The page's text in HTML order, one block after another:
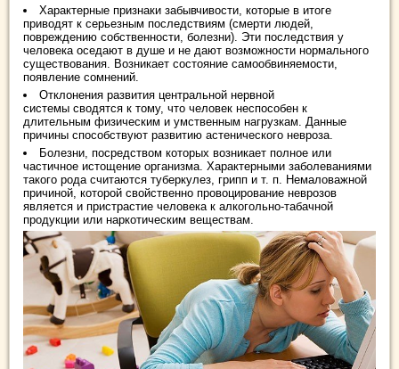
Характерные признаки забывчивости, которые в итоге
приводят к серьезным последствиям (смерти людей,
повреждению собственности, болезни). Эти последствия у
человека оседают в душе и не дают возможности нормального
существования. Возникает состояние самообвиняемости,
появление сомнений.
Отклонения развития центральной нервной
системы сводятся к тому, что человек неспособен к
длительным физическим и умственным нагрузкам. Данные
причины способствуют развитию астенического невроза.
Болезни, посредством которых возникает полное или
частичное истощение организма. Характерными заболеваниями
такого рода считаются туберкулез, грипп и т. п. Немаловажной
причиной, которой свойственно провоцирование неврозов
является и пристрастие человека к алкогольно-табачной
продукции или наркотическим веществам.